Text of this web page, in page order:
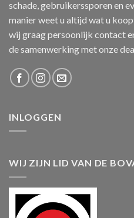
schade, gebruikerssporen en
manier weet u altijd wat u
wij graag persoonlijk contact
de samenwerking met onze
INLOGGEN
WIJ ZIJN LID VAN DE